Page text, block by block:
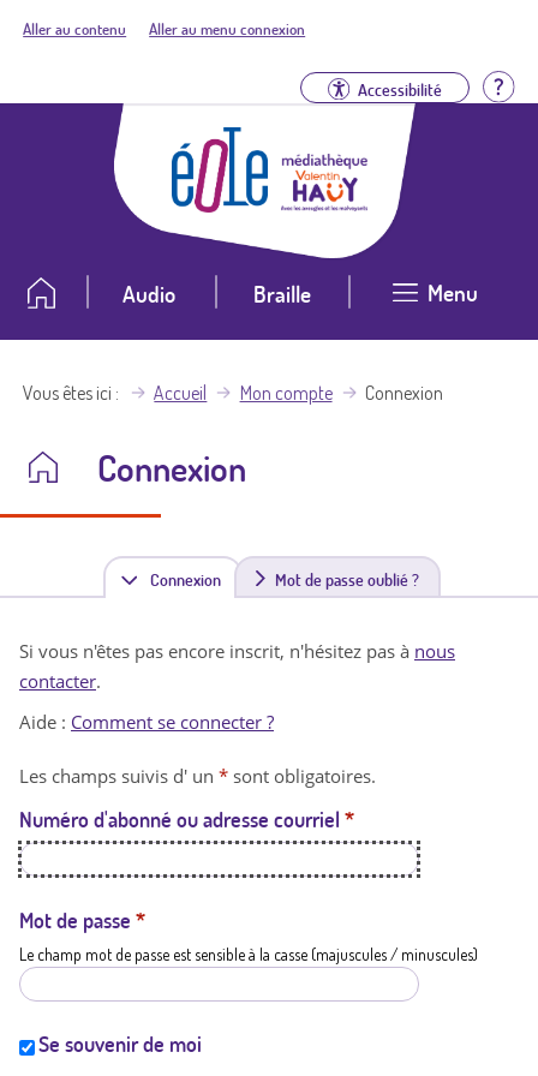
Aller au contenu Aller au menu connexion
Accessibilité
Audio Braille Menu
Vous êtes ici Accueil Mon compte Connexion
Connexion
Connexion(
n
t
a
t
i
Mot de passe oublié ?
Si vous n'êtes pas encore inscrit, n'hésitez pas à nous
contacter.
Aide : Comment se connecter ?
Les champs suivis d' un * sont obligatoires.
Numéro d'abonné ou adresse courriel *
Mot de passe *
Le champ mot de passe est sensible à la casse (majuscules / minuscules)
Se souvenir de moi